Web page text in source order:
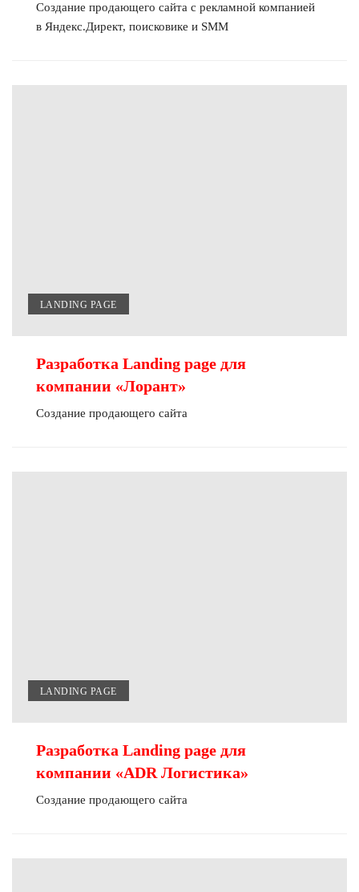
Создание продающего сайта с рекламной компанией
в Яндекс.Директ, поисковике и SMM
LANDING PAGE
Разработка Landing page для
компании «Лорант»
Создание продающего сайта
LANDING PAGE
Разработка Landing page для
компании «ADR Логистика»
Создание продающего сайта